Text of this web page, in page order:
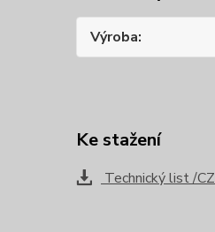
Výroba
Ke stažení
Technický list /CZ